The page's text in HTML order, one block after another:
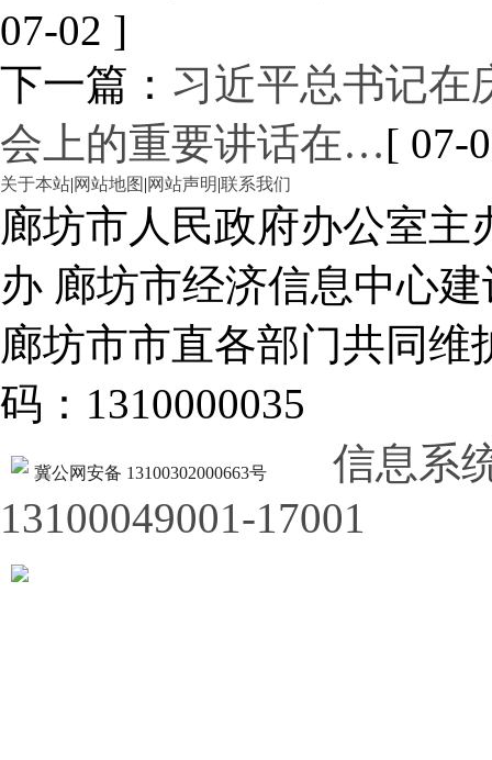
07-02 ]
下一篇： 习近平总书记在
会上的重要讲话在…[ 07-
关于本站|网站地图 |网站声明|联系我们
廊坊市人民政府办公室
办 廊坊市经济信息中心建
廊坊市市直各部门共同
码：1310000035
冀公网安备 13100302000663号
信息系
13100049001-17001